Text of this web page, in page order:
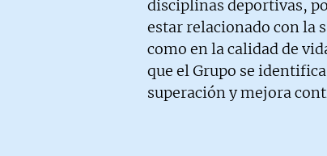
disciplinas deportivas,
estar relacionado con la
como en la calidad de
que el Grupo se
superación y mejora